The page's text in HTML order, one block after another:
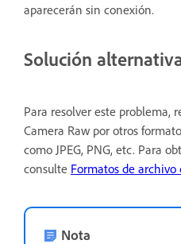
aparecerán sin conexión.
Solución
Para resolver este problema,
Camera Raw por otros
como JPEG, PNG, etc. Para
consulte Formatos de
Nota